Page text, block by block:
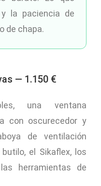
la paciencia de
de chapa.
— 1.150 €
una ventana
con oscurecedor y
de ventilación
el Sikaflex, los
herramientas de